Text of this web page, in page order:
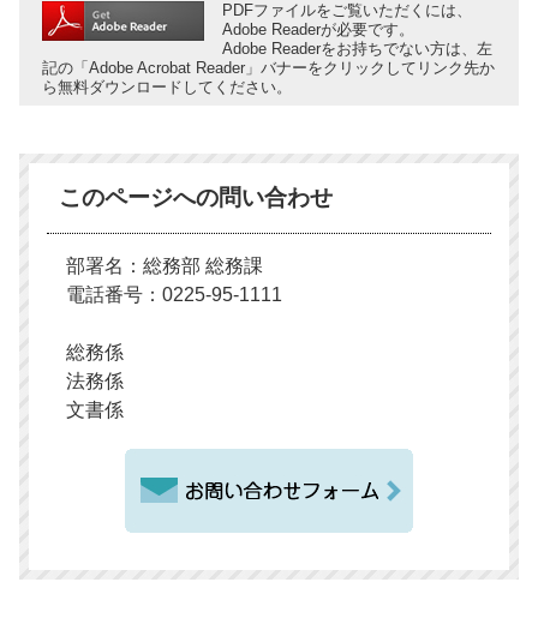
PDFファイルをご覧いただくには、
Adobe Readerが必要です。
Adobe Readerをお持ちでない方は、左
記の「Adobe Acrobat Reader」バナーをクリックしてリンク先か
ら無料ダウンロードしてください。
このページへの問い合わせ
部署名：総務部 総務課
電話番号：0225-95-1111
総務係
法務係
文書係